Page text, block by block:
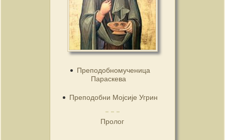
Преподобномученица
Параскева
Преподобни Мојсије Угрин
Пролог